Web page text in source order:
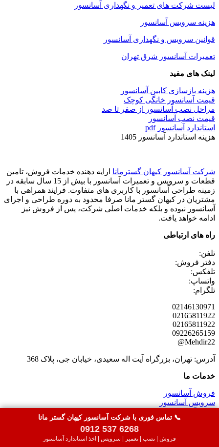
لیست شرکت های تعمیر و نگهداری آسانسور
هزینه سرویس آسانسور
قوانین سرویس و نگهداری آسانسور
تعمیرات آسانسور شرق تهران
لینک های مفید
هزینه بازسازی کابین آسانسور
قیمت آسانسور خانگی کوچک
مراحل نصب آسانسور از صفر تا صد
قیمت نصب آسانسور
استاندارد آسانسور pdf
هزینه استاندارد آسانسور 1405
شرکت آسانسور کیهان گسترمانا ارایه دهنده خدمات فروش، تامین
قطعات و سرویس و تعمیرات آسانسور با بیش از 15 سال سابقه در
زمینه طراحی آسانسور با کاربری های متفاوت. فرایند همراهی با
مشتریان در کیهان گستر مانا صرفا محدود به دوره طراحی و اجرای
آسانسور نبوده و بلکه خدمات اصلی شرکت، پس از فروش نیز
ادامه خواهد یافت.
راه های ارتباطی
تلفن:
دفتر فروش:
تلفکس:
واتساپ:
تلگرام:
02146130971
02165811922
02165811922
09226265159
Mehdir22@
آدرس: تهران، بزرگراه آیت اله سعیدی، خیابان جی، پلاک 368
خدمات ما
فروش آسانسور
سرویس آسانسور
نصب آسانسور
سرویس پله برقی
📞 تماس فوری با شرکت آسانسور کیهان گستر مانا
0912 537 6268
فروش | نصب | تعمیر | سرویس | اخذ استاندارد آسانسور